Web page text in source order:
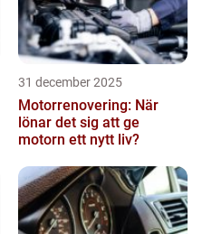
31 december 2025
Motorrenovering: När
lönar det sig att ge
motorn ett nytt liv?